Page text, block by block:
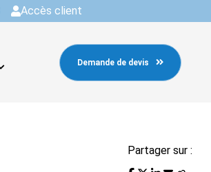
Accès client
Demande de devis
Partager sur :